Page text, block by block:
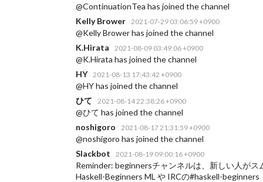
@ContinuationTea has joined the channel
Kelly Brower
2021-07-29 03:06:59 +0900
@Kelly Brower has joined the channel
K.Hirata
2021-08-09 03:49:06 +0900
@K.Hirata has joined the channel
HY
2021-08-13 17:43:42 +0900
@HY has joined the channel
ひて
2021-08-14 22:38:26 +0900
@ひて has joined the channel
noshigoro
2021-08-17 21:31:59 +0900
@noshigoro has joined the channel
Slackbot
2021-08-19 09:00:16 +0900
Reminder: beginnersチャンネルは、新しい人が
Haskell-Beginners ML や IRCの#haskell-